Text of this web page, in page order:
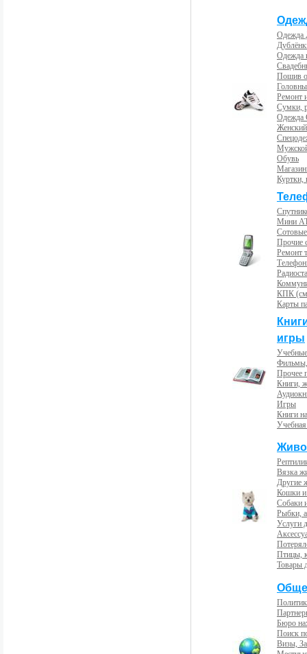
Одежда
Одежда
Пошив
Ремонт
Сумки,
Одежда
Обувь
Куртки,
Мини
Прочие
Ремонт
КПК
Карты
игры
Прочее
Книги,
Игры
Книги
Вязка
Другие
Кошки и
Собаки
Рыбки,
Услуги
Птицы,
Товары
Бюро
Поиск
Визы,